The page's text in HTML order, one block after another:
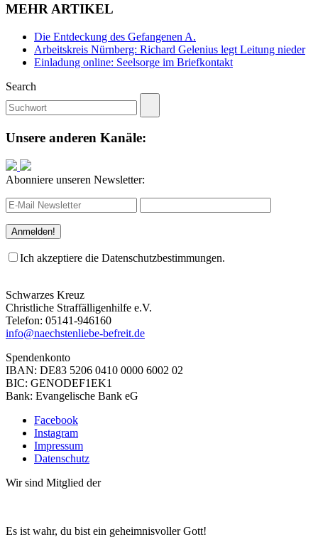
MEHR ARTIKEL
Die Entdeckung des Gefangenen A.
Arbeitskreis Nürnberg: Richard Gelenius legt Leitung nieder
Einladung online: Seelsorge im Briefkontakt
Search
Unsere anderen Kanäle:
Abonniere unseren Newsletter:
Ich akzeptiere die Datenschutzbestimmungen.
Schwarzes Kreuz
Christliche Straffälligenhilfe e.V.
Telefon: 05141-946160
info@naechstenliebe-befreit.de
Spendenkonto
IBAN: DE83 5206 0410 0000 6002 02
BIC: GENODEF1EK1
Bank: Evangelische Bank eG
Facebook
Instagram
Impressum
Datenschutz
Wir sind Mitglied der
Es ist wahr, du bist ein geheimnisvoller Gott!